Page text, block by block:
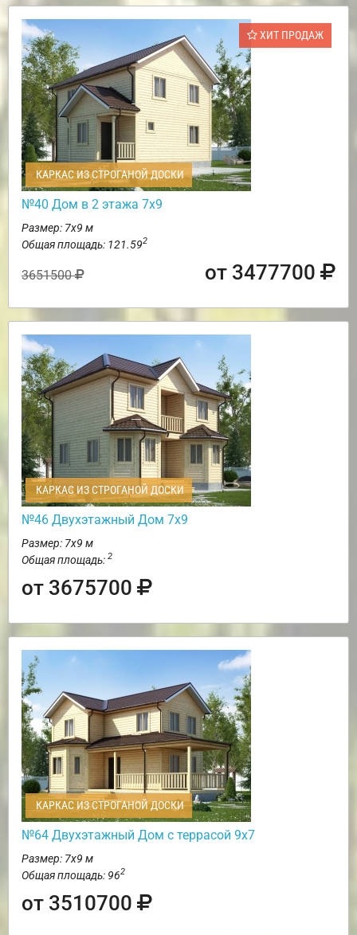
ХИТ ПРОДАЖ
КАРКАС ИЗ СТРОГАНОЙ ДОСКИ
№40 Дом в 2 этажа 7х9
Размер: 7х9 м
Общая площадь: 121.592
3651500 от 3477700
КАРКАС ИЗ СТРОГАНОЙ ДОСКИ
№46 Двухэтажный Дом 7х9
Размер: 7х9 м
Общая площадь: 2
от 3675700
КАРКАС ИЗ СТРОГАНОЙ ДОСКИ
№64 Двухэтажный Дом с террасой 9х7
Размер: 7х9 м
Общая площадь: 962
от 3510700